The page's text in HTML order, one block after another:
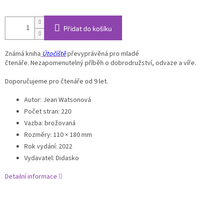
Přidat do košíku
Známá knihaÚtočištěpřevyprávěná pro mladé
čtenáře. Nezapomenutelný příběh o dobrodružství, odvaze a víře.
Doporučujeme pro čtenáře od 9 let.
Autor: Jean Watsonová
Počet stran: 220
Vazba: brožovaná
Rozměry: 110 × 180 mm
Rok vydání: 2022
Vydavatel: Didasko
Detailní informace